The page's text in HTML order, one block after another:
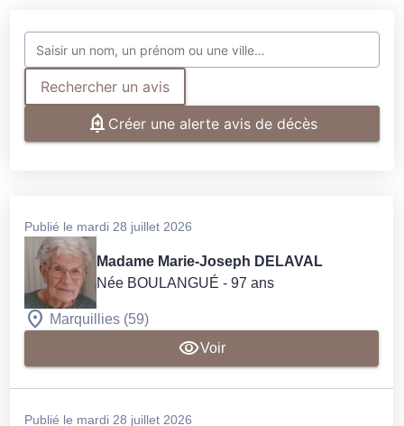
Rechercher un avis
Créer une alerte avis de décès
Publié le mardi 28 juillet 2026
Madame Marie-Joseph DELAVAL
Née BOULANGUÉ - 97 ans
Marquillies (59)
Voir
Publié le mardi 28 juillet 2026